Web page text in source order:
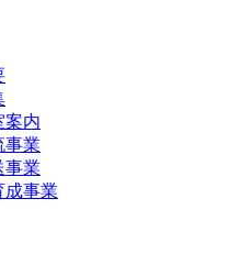
案内
事業
事業
成事業